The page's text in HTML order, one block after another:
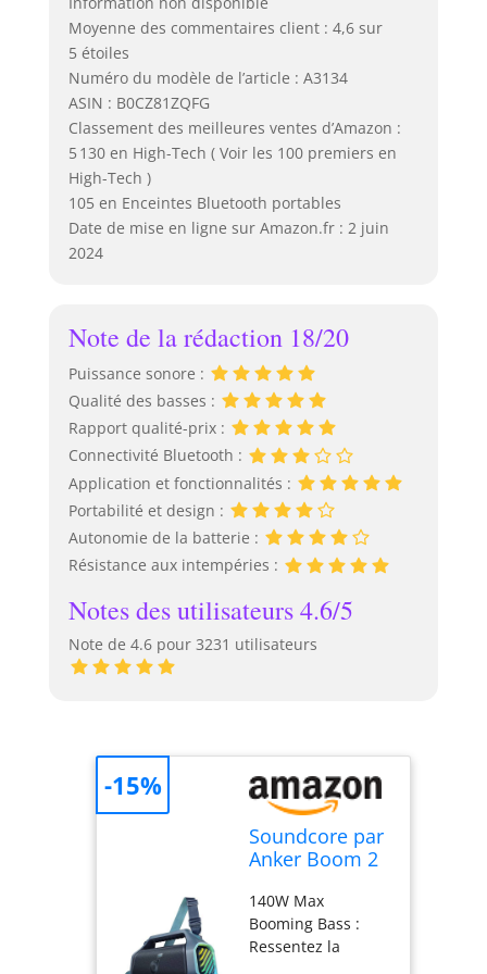
Moyenne des commentaires client : 4,6 sur
5 étoiles
Numéro du modèle de l’article : A3134
ASIN : B0CZ81ZQFG
Classement des meilleures ventes d’Amazon :
5 130 en High-Tech ( Voir les 100 premiers en
High-Tech )
105 en Enceintes Bluetooth portables
Date de mise en ligne sur Amazon.fr : 2 juin
2024
Note de la rédaction 18/20
Puissance sonore :
Qualité des basses :
Rapport qualité-prix :
Connectivité Bluetooth :
Application et fonctionnalités :
Portabilité et design :
Autonomie de la batterie :
Résistance aux intempéries :
Notes des utilisateurs 4.6/5
Note de 4.6 pour 3231 utilisateurs
Soundcore par
Anker Boom 2
Bluetooth
puissante
140W Max
Booming Bass :
Ressentez la
-15%